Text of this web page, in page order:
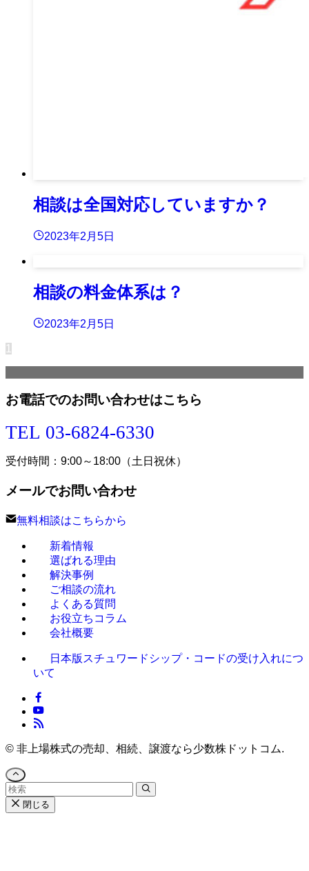
相談は全国対応していますか？
2023年2月5日
相談の料金体系は？
2023年2月5日
1
お電話でのお問い合わせはこちら
TEL 03-6824-6330
受付時間：9:00～18:00（土日祝休）
メールでお問い合わせ
無料相談はこちらから
新着情報
選ばれる理由
解決事例
ご相談の流れ
よくある質問
お役立ちコラム
会社概要
日本版スチュワードシップ・コードの受け入れにつ
いて
© 非上場株式の売却、相続、譲渡なら少数株ドットコム.
閉じる